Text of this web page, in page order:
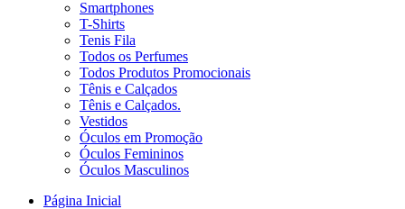
Smartphones
T-Shirts
Tenis Fila
Todos os Perfumes
Todos Produtos Promocionais
Tênis e Calçados
Tênis e Calçados.
Vestidos
Óculos em Promoção
Óculos Femininos
Óculos Masculinos
Página Inicial